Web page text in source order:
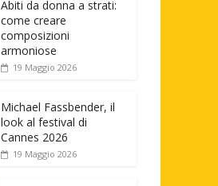
Abiti da donna a strati:
come creare
composizioni
armoniose
19 Maggio 2026
Michael Fassbender, il
look al festival di
Cannes 2026
19 Maggio 2026